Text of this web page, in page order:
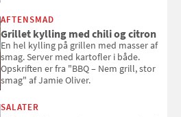
AFTENSMAD
Grillet kylling med chili og citron
En hel kylling på grillen med masser af
smag. Server med kartofler i både.
Opskriften er fra "BBQ – Nem grill, stor
smag" af Jamie Oliver.
SALATER